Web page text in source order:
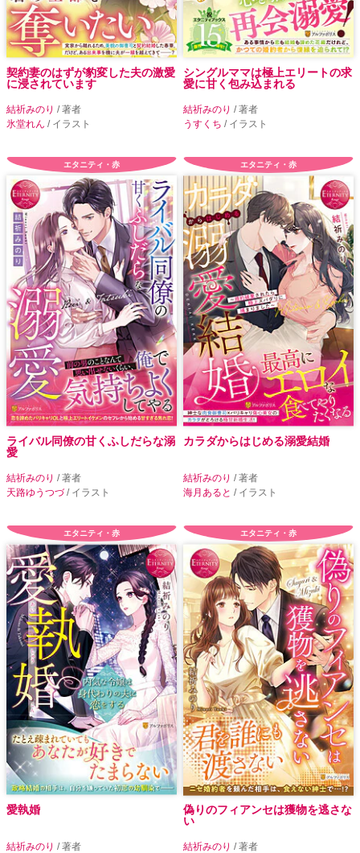
契約妻のはずが豹変した夫の激愛
に浸されています
結祈みのり / 著者
氷堂れん / イラスト
シングルママは極上エリートの求
愛に甘く包み込まれる
結祈みのり / 著者
うすくち / イラスト
エタニティ・赤
ライバル同僚の甘くふしだらな溺
愛
結祈みのり / 著者
天路ゆうつづ/ イラスト
エタニティ・赤
カラダからはじめる溺愛結婚
結祈みのり / 著者
海月あると / イラスト
エタニティ・赤
愛執婚
結祈みのり / 著者
エタニティ・赤
偽りのフィアンセは獲物を逃さな
い
結祈みのり / 著者